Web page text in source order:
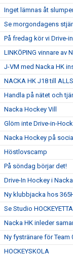
Inget lämnas åt
Se morgondagens
På fredag kör vi Drive-
LINKÖPING vinnare av
J-VM med Nacka HK
NACKA HK J18 till
Handla på nätet och
Nacka Hockey Vill
Glöm inte Drive-in-
Nacka Hockey på
Höstlovscamp
På söndag börjar det!
Drive-In Hockey i
Ny klubbjacka hos
Se Studio
Nacka HK inleder
Ny fystränare för Team
HOCKEYSKOLA